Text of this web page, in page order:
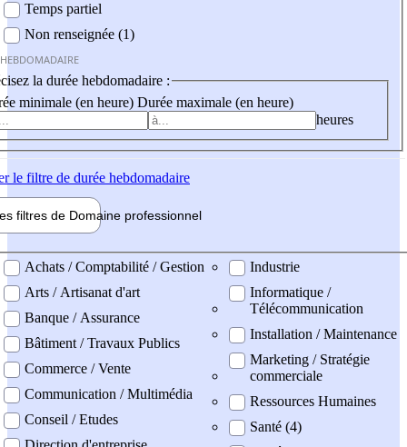
Temps partiel
Non renseignée (1)
la durée hebdomadaire :
minimale (en heure) Durée maximale (en heure)
heures
le filtre de durée hebdomadaire
filtres de Domaine professionnel
professionel
Achats / Comptabilité / Gestion
Arts / Artisanat d'art
Banque / Assurance
Bâtiment / Travaux Publics
Commerce / Vente
Communication / Multimédia
Conseil / Etudes
Industrie
Informatique /
Télécommunication
Installation / Maintenance
Marketing / Stratégie
commerciale
Ressources Humaines
Santé (4)